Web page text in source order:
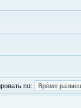
по: